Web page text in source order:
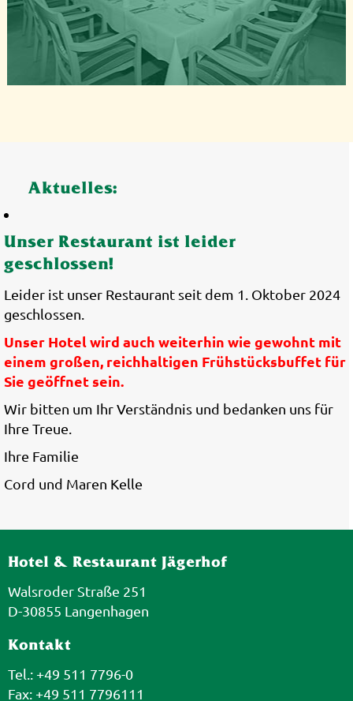
Aktuelles:
Unser Restaurant ist leider
geschlossen!
Leider ist unser Restaurant seit dem 1. Oktober 2024
geschlossen.
Unser Hotel wird auch weiterhin wie gewohnt mit
einem großen, reichhaltigen Frühstücksbuffet für
Sie geöffnet sein.
Wir bitten um Ihr Verständnis und bedanken uns für
Ihre Treue.
Ihre Familie
Cord und Maren Kelle
Hotel & Restaurant Jägerhof
Walsroder Straße 251
D-30855 Langenhagen
Kontakt
Tel.: +49 511 7796-0
Fax: +49 511 7796111